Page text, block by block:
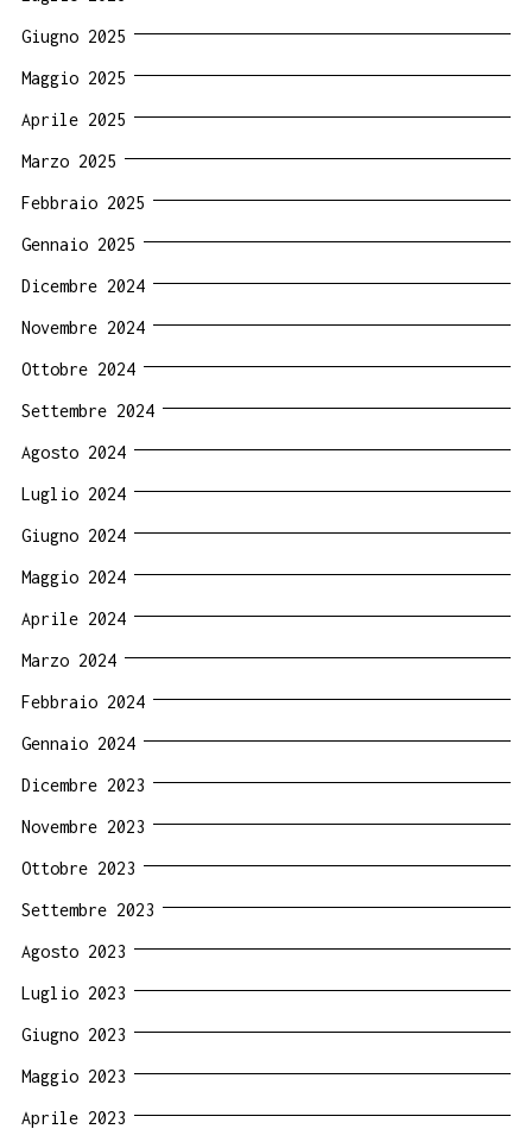
Giugno 2025
Maggio 2025
Aprile 2025
Marzo 2025
Febbraio 2025
Gennaio 2025
Dicembre 2024
Novembre 2024
Ottobre 2024
Settembre 2024
Agosto 2024
Luglio 2024
Giugno 2024
Maggio 2024
Aprile 2024
Marzo 2024
Febbraio 2024
Gennaio 2024
Dicembre 2023
Novembre 2023
Ottobre 2023
Settembre 2023
Agosto 2023
Luglio 2023
Giugno 2023
Maggio 2023
Aprile 2023